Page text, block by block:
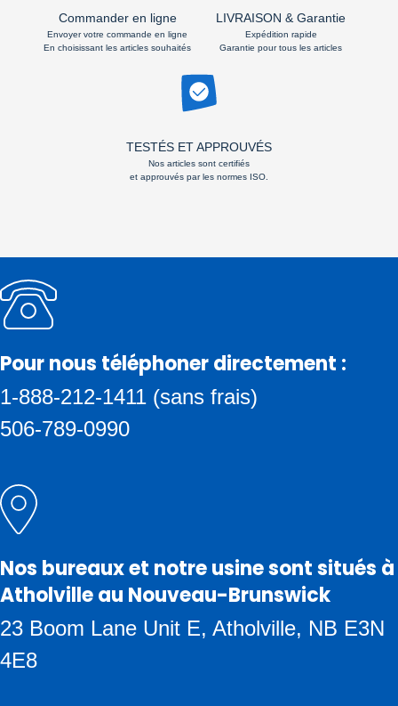
Commander en ligne
Envoyer votre commande en ligne
En choisissant les articles souhaités
LIVRAISON & Garantie
Expédition rapide
Garantie pour tous les articles
TESTÉS ET APPROUVÉS
Nos articles sont certifiés
et approuvés par les normes ISO.
Pour nous téléphoner directement :
1-888-212-1411 (sans frais)
506-789-0990
Nos bureaux et notre usine sont situés à
Atholville au Nouveau-Brunswick
23 Boom Lane Unit E, Atholville, NB E3N
4E8